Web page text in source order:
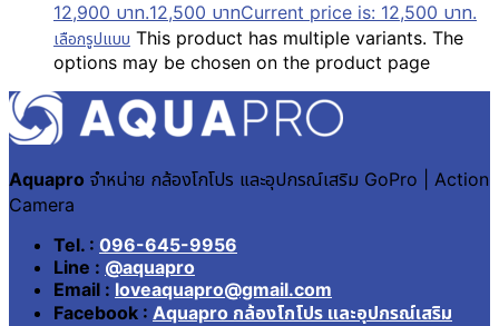
12,900 บาท.12,500 บาทCurrent price is: 12,500 บาท.
เลือกรูปแบบ This product has multiple variants. The
options may be chosen on the product page
Aquapro จำหน่าย กล้องโกโปร และอุปกรณ์เสริม GoPro | Action
Camera
Tel. : 096-645-9956
Line : @aquapro
Email : loveaquapro@gmail.com
Facebook : Aquapro กล้องโกโปร และอุปกรณ์เสริม